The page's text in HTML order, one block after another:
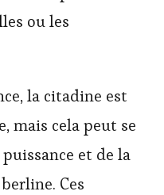
ou les
la citadine est
mais cela peut se
et de la
Ces